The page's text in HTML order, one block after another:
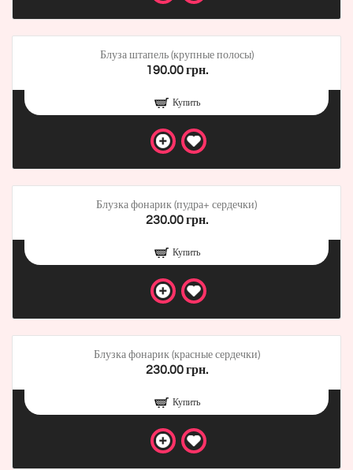
Блуза штапель (крупные полосы)
190.00 грн.
Купить
Блузка фонарик (пудра+ сердечки)
230.00 грн.
Купить
Блузка фонарик (красные сердечки)
230.00 грн.
Купить